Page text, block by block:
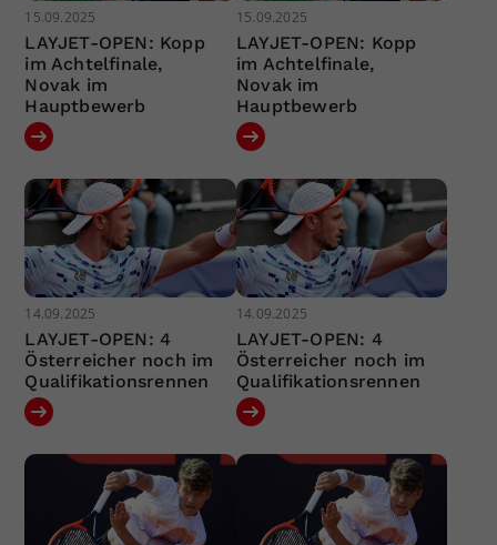
15.09.2025
LAYJET-OPEN: Kopp
im Achtelfinale,
Novak im
Hauptbewerb
15.09.2025
LAYJET-OPEN: Kopp
im Achtelfinale,
Novak im
Hauptbewerb
14.09.2025
LAYJET-OPEN: 4
Österreicher noch im
Qualifikationsrennen
14.09.2025
LAYJET-OPEN: 4
Österreicher noch im
Qualifikationsrennen